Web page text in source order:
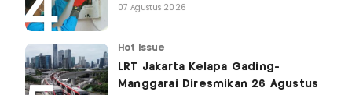
07 Agustus 2026
Hot Issue
LRT Jakarta Kelapa Gading-
Manggarai Diresmikan 26 Agustus